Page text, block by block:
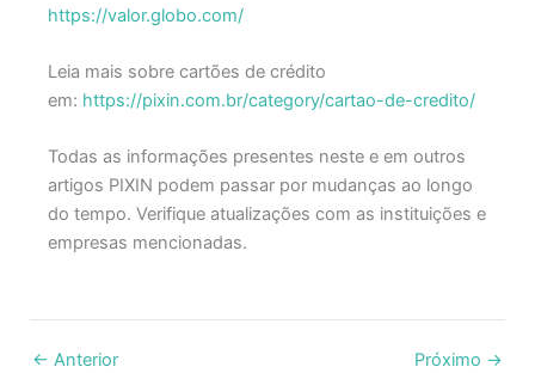
https://valor.globo.com/
Leia mais sobre cartões de crédito
em: https://pixin.com.br/category/cartao-de-credito/
Todas as informações presentes neste e em outros
artigos PIXIN podem passar por mudanças ao longo
do tempo. Verifique atualizações com as instituições e
empresas mencionadas.
← Anterior Próximo →